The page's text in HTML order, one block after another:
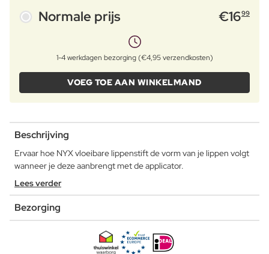
Normale prijs €1699
1-4 werkdagen bezorging (€4,95 verzendkosten)
VOEG TOE AAN WINKELMAND
Beschrijving
Ervaar hoe NYX vloeibare lippenstift de vorm van je lippen volgt
wanneer je deze aanbrengt met de applicator.
Lees verder
Bezorging